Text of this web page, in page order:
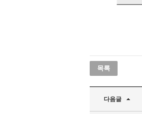
목록
다음글